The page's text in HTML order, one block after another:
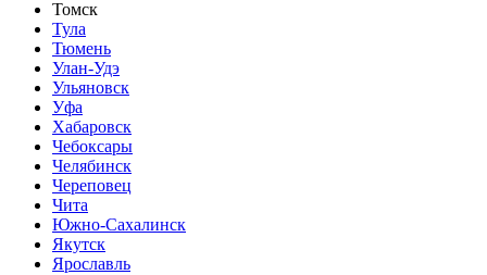
Томск
Тула
Тюмень
Улан-Удэ
Ульяновск
Уфа
Хабаровск
Чебоксары
Челябинск
Череповец
Чита
Южно-Сахалинск
Якутск
Ярославль